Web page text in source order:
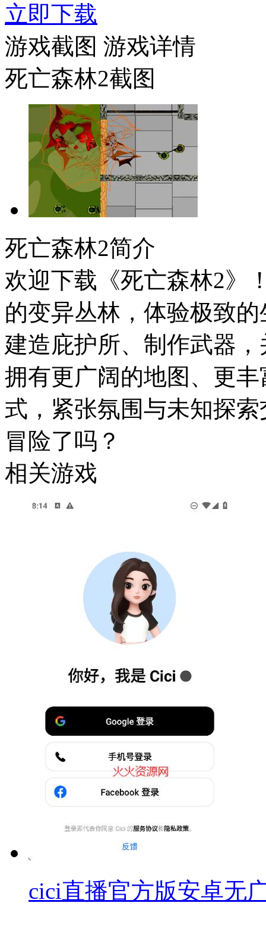
立即下载
游戏截图 游戏详情
死亡森林2截图
死亡森林2简介
欢迎下载《死亡森林2》
的变异丛林，体验极致
建造庇护所、制作武器
拥有更广阔的地图、更
式，紧张氛围与未知探
冒险了吗？
相关游戏
cici直播官方版安卓无